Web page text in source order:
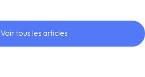
Voir tous les articles